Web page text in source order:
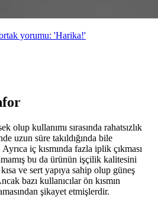
yorumu: 'Harika!'
olup kullanımı sırasında rahatsızlık
uzun süre takıldığında bile
iç kısmında fazla iplik çıkması
bu da ürünün işçilik kalitesini
ve sert yapıya sahip olup güneş
bazı kullanıcılar ön kısmın
şikayet etmişlerdir.